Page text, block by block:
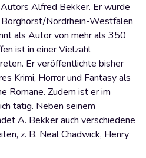
Alfred Bekker. Er wurde
Nordrhein-Westfalen
als Autor von mehr als 350
ist in einer Vielzahl
Er veröffentlichte bisher
Krimi, Horror und Fantasy als
Romane. Zudem ist er im
tätig. Neben seinem
A. Bekker auch verschiedene
z. B. Neal Chadwick, Henry